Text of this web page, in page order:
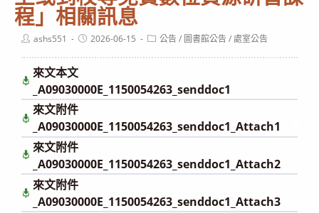
程」相關訊息
Postashs551
Post2026-06-15
Post公告/ 圖書館公告/處室公告
來文本文
_A09030000E_1150054263_senddoc1
來文附件
_A09030000E_1150054263_senddoc1_Attach1
來文附件
_A09030000E_1150054263_senddoc1_Attach2
來文附件
_A09030000E_1150054263_senddoc1_Attach3